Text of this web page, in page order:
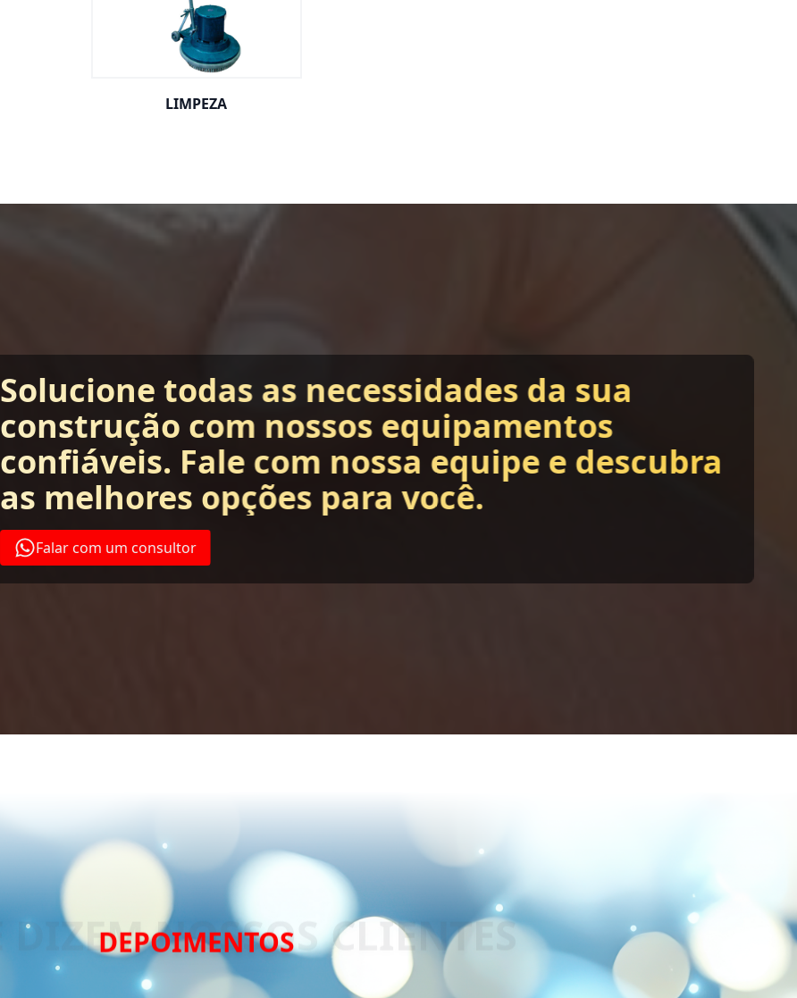
LIMPEZA
Solucione todas as necessidades da sua
construção com nossos equipamentos
confiáveis. Fale com nossa equipe e descubra
as melhores opções para você.
Falar com um consultor
DEPOIMENTOS